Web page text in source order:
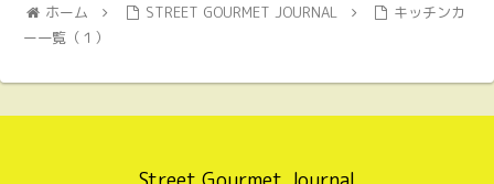
ホーム STREET GOURMET JOURNAL
キッチンカ
ー一覧（１）